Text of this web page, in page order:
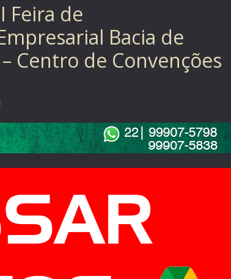
Feira de
Bacia de
Centro de Convenções